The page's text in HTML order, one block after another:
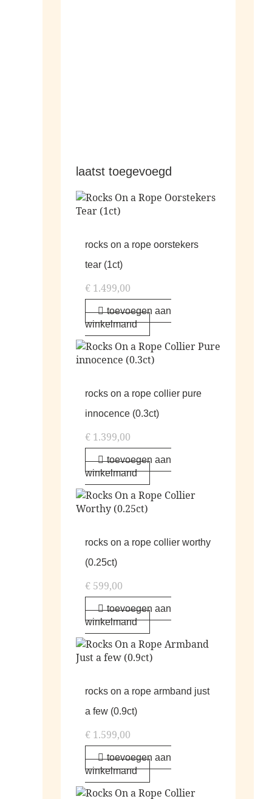
laatst toegevoegd
rocks on a rope oorstekers
tear (1ct)
€ 1.499,00
toevoegen aan
winkelmand
rocks on a rope collier pure
innocence (0.3ct)
€ 1.399,00
toevoegen aan
winkelmand
rocks on a rope collier worthy
(0.25ct)
€ 599,00
toevoegen aan
winkelmand
rocks on a rope armband just
a few (0.9ct)
€ 1.599,00
toevoegen aan
winkelmand